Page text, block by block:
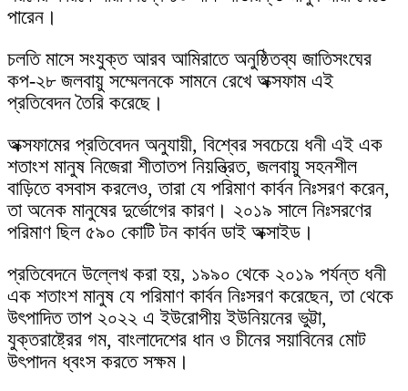
পারেন।
চলতি মাসে সংযুক্ত আরব আমিরাতে অনুষ্ঠিতব্য জাতিসংঘের
কপ-২৮ জলবায়ু সম্মেলনকে সামনে রেখে অক্সফাম এই
প্রতিবেদন তৈরি করেছে।
অক্সফামের প্রতিবেদন অনুযায়ী, বিশ্বের সবচেয়ে ধনী এই এক
শতাংশ মানুষ নিজেরা শীতাতপ নিয়ন্ত্রিত, জলবায়ু সহনশীল
বাড়িতে বসবাস করলেও, তারা যে পরিমাণ কার্বন নিঃসরণ করেন,
তা অনেক মানুষের দুর্ভোগের কারণ। ২০১৯ সালে নিঃসরণের
পরিমাণ ছিল ৫৯০ কোটি টন কার্বন ডাই অক্সাইড।
প্রতিবেদনে উল্লেখ করা হয়, ১৯৯০ থেকে ২০১৯ পর্যন্ত ধনী
এক শতাংশ মানুষ যে পরিমাণ কার্বন নিঃসরণ করেছেন, তা থেকে
উৎপাদিত তাপ ২০২২ এ ইউরোপীয় ইউনিয়নের ভুট্টা,
যুক্তরাষ্ট্রের গম, বাংলাদেশের ধান ও চীনের সয়াবিনের মোট
উৎপাদন ধ্বংস করতে সক্ষম।